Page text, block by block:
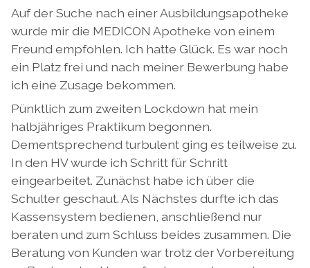
Auf der Suche nach einer Ausbildungsapotheke
wurde mir die MEDICON Apotheke von einem
Freund empfohlen. Ich hatte Glück. Es war noch
ein Platz frei und nach meiner Bewerbung habe
ich eine Zusage bekommen.
Pünktlich zum zweiten Lockdown hat mein
halbjähriges Praktikum begonnen.
Dementsprechend turbulent ging es teilweise zu.
In den HV wurde ich Schritt für Schritt
eingearbeitet. Zunächst habe ich über die
Schulter geschaut. Als Nächstes durfte ich das
Kassensystem bedienen, anschließend nur
beraten und zum Schluss beides zusammen. Die
Beratung von Kunden war trotz der Vorbereitung